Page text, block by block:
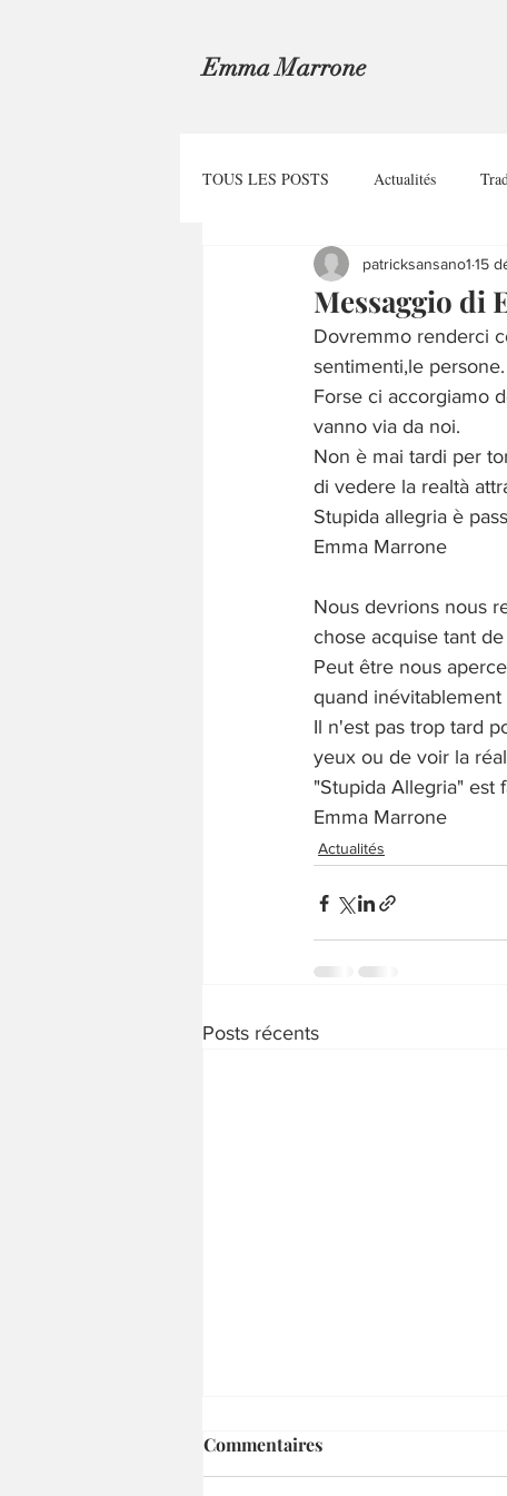
Emma Marrone
TOUS LES POSTS Actualités
Messaggio di
patricksansano1 15
Dovremmo renderci
sentimenti,le persone.
Forse ci accorgiamo
vanno via da noi.
Non è mai tardi per
di vedere la realtà
Stupida allegria è
Emma Marrone
Nous devrions nous
chose acquise tant
Peut être nous
quand inévitablement
Il n'est pas trop tard
yeux ou de voir la
"Stupida Allegria" est
Emma Marrone
Actualités
Posts récents
Commentaires